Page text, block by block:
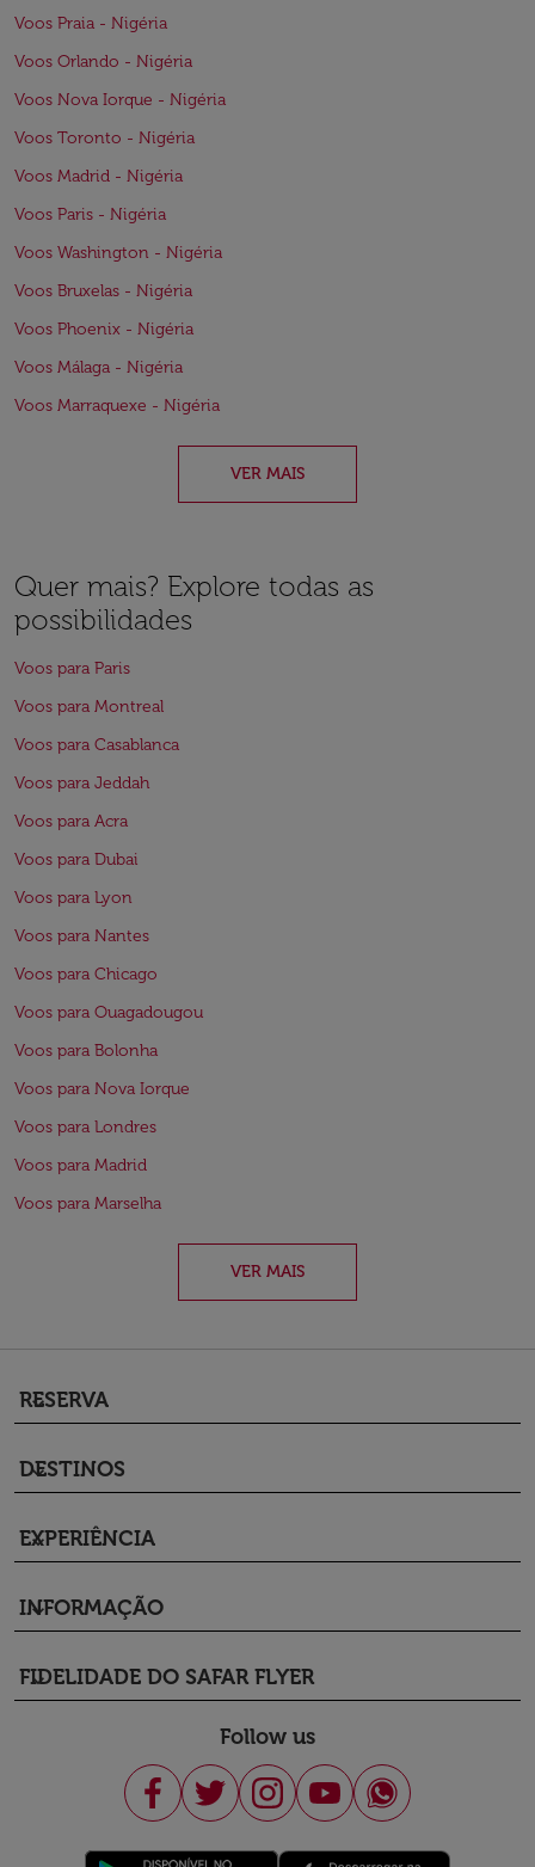
Voos Praia - Nigéria
Voos Orlando - Nigéria
Voos Nova Iorque - Nigéria
Voos Toronto - Nigéria
Voos Madrid - Nigéria
Voos Paris - Nigéria
Voos Washington - Nigéria
Voos Bruxelas - Nigéria
Voos Phoenix - Nigéria
Voos Málaga - Nigéria
Voos Marraquexe - Nigéria
VER MAIS
Quer mais? Explore todas as
possibilidades
Voos para Paris
Voos para Montreal
Voos para Casablanca
Voos para Jeddah
Voos para Acra
Voos para Dubai
Voos para Lyon
Voos para Nantes
Voos para Chicago
Voos para Ouagadougou
Voos para Bolonha
Voos para Nova Iorque
Voos para Londres
Voos para Madrid
Voos para Marselha
VER MAIS
RESERVA
keyboard_arrow_down
DESTINOS
keyboard_arrow_down
EXPERIÊNCIA
keyboard_arrow_down
INFORMAÇÃO
keyboard_arrow_down
FIDELIDADE DO SAFAR FLYER
keyboard_arrow_down
Follow us